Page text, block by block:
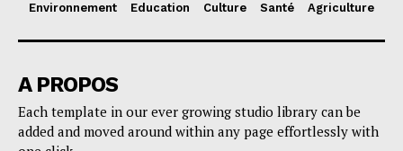
Environnement
Education Culture Santé Agriculture
A PROPOS
Each template in our ever growing studio library can be
added and moved around within any page effortlessly with